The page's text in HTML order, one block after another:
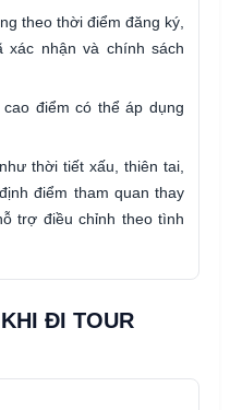
theo thời điểm đăng ký,
xác nhận và chính sách
điểm có thể áp dụng
thời tiết xấu, thiên tai,
điểm tham quan thay
trợ điều chỉnh theo tình
ĐI TOUR